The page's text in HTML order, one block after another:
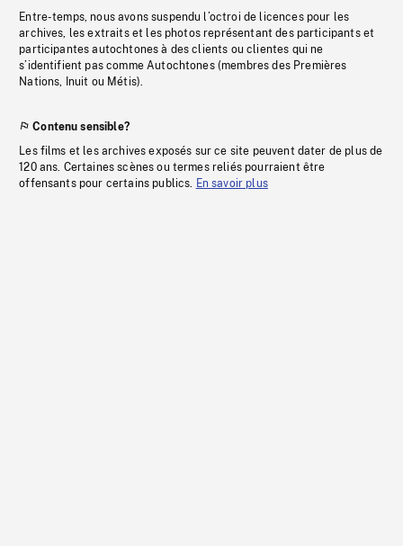
Entre-temps, nous avons suspendu l’octroi de licences pour les
archives, les extraits et les photos représentant des participants et
participantes autochtones à des clients ou clientes qui ne
s’identifient pas comme Autochtones (membres des Premières
Nations, Inuit ou Métis).
Contenu sensible?
Les films et les archives exposés sur ce site peuvent dater de plus de
120 ans. Certaines scènes ou termes reliés pourraient être
offensants pour certains publics. En savoir plus